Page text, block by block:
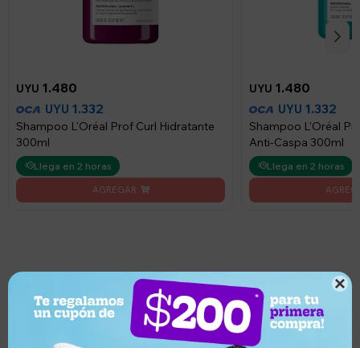

UYU 1.480
UYU 1.332
Shampoo L'Oréal Prof Curl Hidratante
300ml
Llega en 2 horas
UYU 1.480
UYU 1.332
Shampoo L'Oréal
Anti-Caspa 300ml
Llega en 2 horas
¿Por qué elegir este producto?